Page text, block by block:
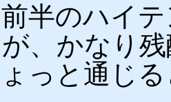
半のハイ
、かなり
っと通じ